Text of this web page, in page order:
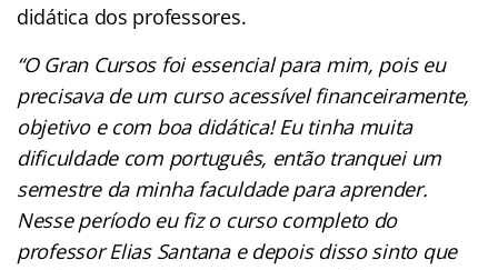
didática dos professores.
“O Gran Cursos foi essencial para mim, pois eu
precisava de um curso acessível financeiramente,
objetivo e com boa didática! Eu tinha muita
dificuldade com português, então tranquei um
semestre da minha faculdade para aprender.
Nesse período eu fiz o curso completo do
professor Elias Santana e depois disso sinto que